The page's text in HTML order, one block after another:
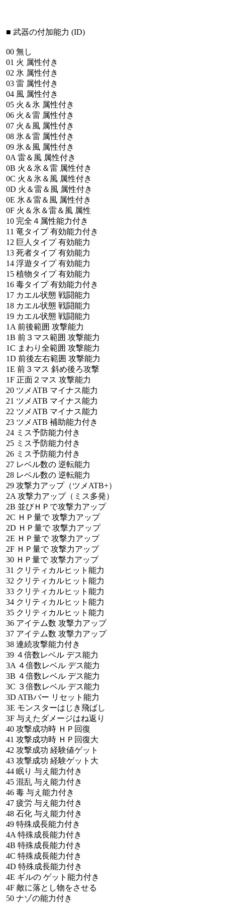
■ 武器の付加能力 (ID)
00 無し
01 火 属性付き
02 氷 属性付き
03 雷 属性付き
04 風 属性付き
05 火＆氷 属性付き
06 火＆雷 属性付き
07 火＆風 属性付き
08 氷＆雷 属性付き
09 氷＆風 属性付き
0A 雷＆風 属性付き
0B 火＆氷＆雷 属性付き
0C 火＆氷＆風 属性付き
0D 火＆雷＆風 属性付き
0E 氷＆雷＆風 属性付き
0F 火＆氷＆雷＆風 属性
10 完全４属性能力付き
11 竜タイプ 有効能力付き
12 巨人タイプ 有効能力
13 死者タイプ 有効能力
14 浮遊タイプ 有効能力
15 植物タイプ 有効能力
16 毒タイプ 有効能力付き
17 カエル状態 戦闘能力
18 カエル状態 戦闘能力
19 カエル状態 戦闘能力
1A 前後範囲 攻撃能力
1B 前３マス範囲 攻撃能力
1C まわり全範囲 攻撃能力
1D 前後左右範囲 攻撃能力
1E 前３マス 斜め後ろ攻撃
1F 正面２マス 攻撃能力
20 ツメATB マイナス能力
21 ツメATB マイナス能力
22 ツメATB マイナス能力
23 ツメATB 補助能力付き
24 ミス予防能力付き
25 ミス予防能力付き
26 ミス予防能力付き
27 レベル数の 逆転能力
28 レベル数の 逆転能力
29 攻撃力アップ（ツメATB+）
2A 攻撃力アップ（ミス多発）
2B 並びＨＰで攻撃力アップ
2C ＨＰ量で 攻撃力アップ
2D ＨＰ量で 攻撃力アップ
2E ＨＰ量で 攻撃力アップ
2F ＨＰ量で 攻撃力アップ
30 ＨＰ量で 攻撃力アップ
31 クリティカルヒット能力
32 クリティカルヒット能力
33 クリティカルヒット能力
34 クリティカルヒット能力
35 クリティカルヒット能力
36 アイテム数 攻撃力アップ
37 アイテム数 攻撃力アップ
38 連続攻撃能力付き
39 ４倍数レベル デス能力
3A ４倍数レベル デス能力
3B ４倍数レベル デス能力
3C ３倍数レベル デス能力
3D ATBバー リセット能力
3E モンスターはじき飛ばし
3F 与えたダメージはね返り
40 攻撃成功時 ＨＰ回復
41 攻撃成功時 ＨＰ回復大
42 攻撃成功 経験値ゲット
43 攻撃成功 経験ゲット大
44 眠り 与え能力付き
45 混乱 与え能力付き
46 毒 与え能力付き
47 疲労 与え能力付き
48 石化 与え能力付き
49 特殊成長能力付き
4A 特殊成長能力付き
4B 特殊成長能力付き
4C 特殊成長能力付き
4D 特殊成長能力付き
4E ギルの ゲット能力付き
4F 敵に落とし物をさせる
50 ナゾの能力付き